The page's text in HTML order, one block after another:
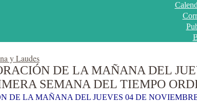
y Laudes
DE LA MAÑANA DEL
SEMANA DEL TIEMPO
DE LA MAÑANA DEL JUEVES 04 DE